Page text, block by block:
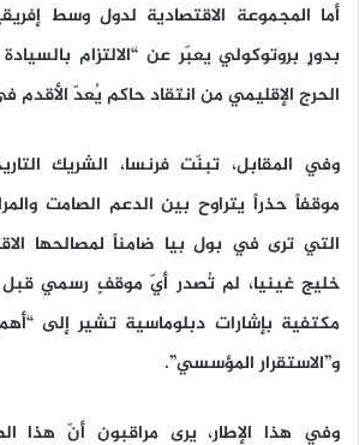
بدورٍ بروتوكولي يعبّر عن “الالتزام
الحرج الإقليمي من انتقاد حاكم يُعدّ الأقدم
وفي المقابل، تبنّت فرنسا، الشريك
موقفاً حذراً يتراوح بين الدعم الصامت
التي ترى في بول بيا ضامناً لمصالحها
خليج غينيا، لم تُصدر أيّ موقفٍ رسمي قبل
مكتفية بإشارات دبلوماسية تشير إلى
و”الاستقرار المؤسسي”.
وفي هذا الإطار، يرى مراقبون أنّ هذا